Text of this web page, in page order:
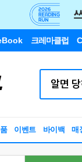
크레마클럽
이벤트 바이백 매